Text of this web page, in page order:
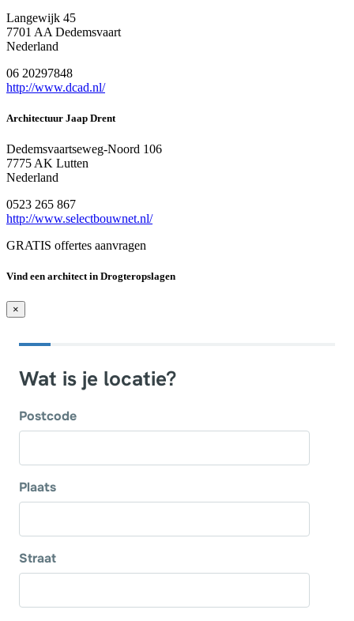
Langewijk 45
7701 AA Dedemsvaart
Nederland
06 20297848
http://www.dcad.nl/
Architectuur Jaap Drent
Dedemsvaartseweg-Noord 106
7775 AK Lutten
Nederland
0523 265 867
http://www.selectbouwnet.nl/
GRATIS offertes aanvragen
Vind een architect in Drogteropslagen
×